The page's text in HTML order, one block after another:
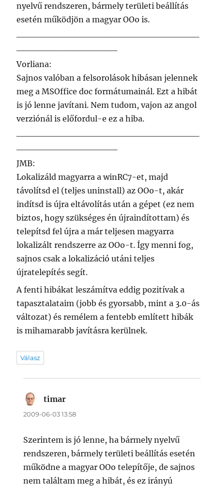
nyelvű rendszeren, bármely területi beállítás
esetén működjön a magyar OOo is.
Vorliana:
Sajnos valóban a felsorolások hibásan jelennek
meg a MSOffice doc formátumainál. Ezt a hibát
is jó lenne javítani. Nem tudom, vajon az angol
verziónál is előfordul-e ez a hiba.
JMB:
Lokalizáld magyarra a winRC7-et, majd
távolítsd el (teljes uninstall) az OOo-t, akár
indítsd is újra eltávolítás után a gépet (ez nem
biztos, hogy szükséges én újraindítottam) és
telepítsd fel újra a már teljesen magyarra
lokalizált rendszerre az OOo-t. Így menni fog,
sajnos csak a lokalizáció utáni teljes
újratelepítés segít.
A fenti hibákat leszámítva eddig pozitívak a
tapasztalataim (jobb és gyorsabb, mint a 3.0-ás
változat) és remélem a fentebb említett hibák
is mihamarabb javításra kerülnek.
Válasz
timar
2009-06-03 13:58
Szerintem is jó lenne, ha bármely nyelvű
rendszeren, bármely területi beállítás esetén
működne a magyar OOo telepítője, de sajnos
nem találtam meg a hibát, és ez irányú